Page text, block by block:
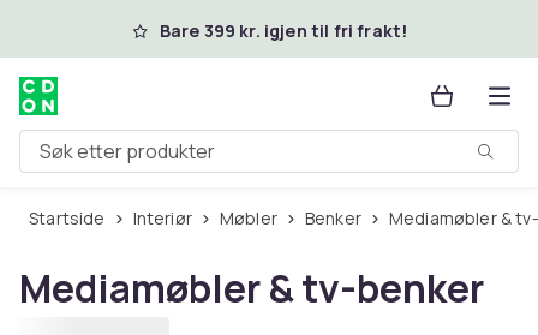
Hopp til hovedinnholdBare 399 kr. igjen til fri frakt!
Søk etter produkter
Startside Interiør Møbler Benker Mediamøbler &
Mediamøbler & tv-benker